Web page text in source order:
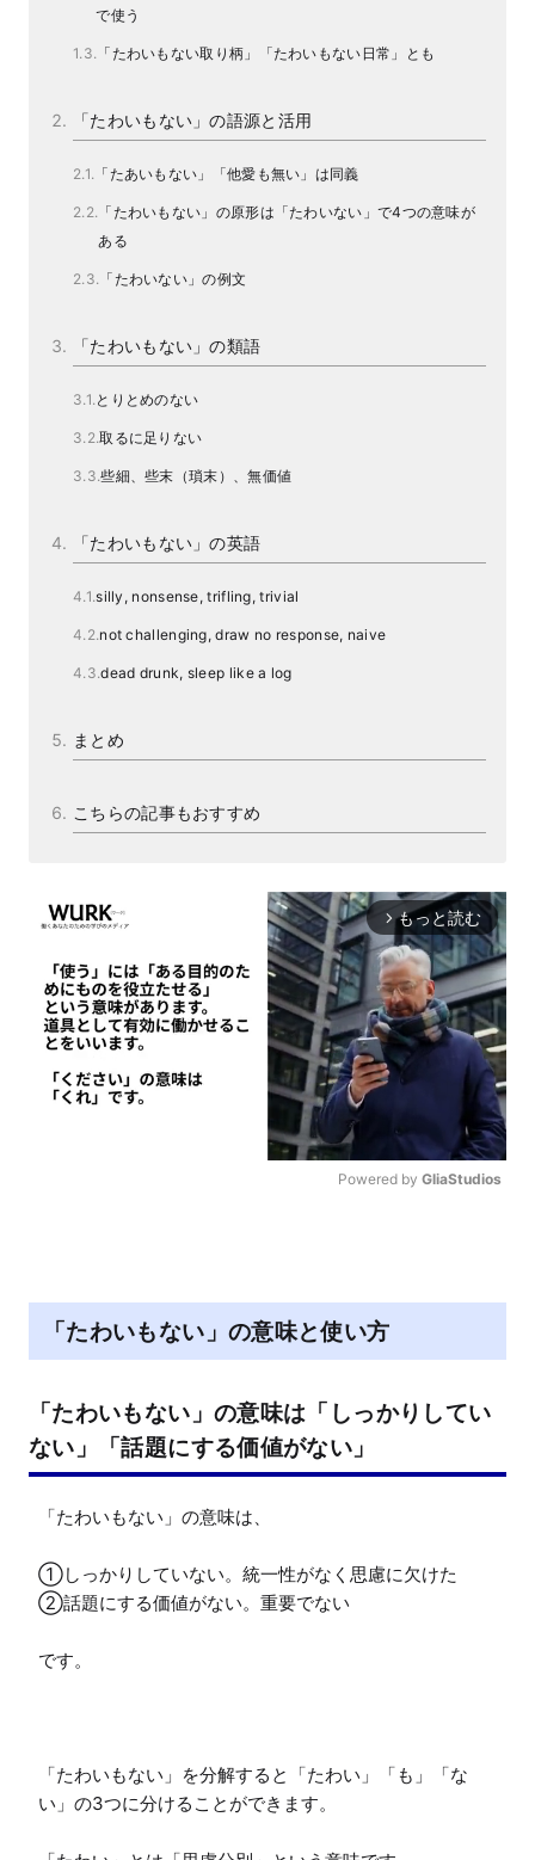
で使う
「たわいもない取り柄」「たわいもない日常」とも
「たわいもない」の語源と活用
「たあいもない」「他愛も無い」は同義
「たわいもない」の原形は「たわいない」で4つの意味が
ある
「たわいない」の例文
「たわいもない」の類語
とりとめのない
取るに足りない
些細、些末（瑣末）、無価値
「たわいもない」の英語
silly, nonsense, trifling, trivial
not challenging, draw no response, naive
dead drunk, sleep like a log
まとめ
こちらの記事もおすすめ
arrow_forward_ios もっと読む
Powered by GliaStudios
「たわいもない」の意味と使い方
「たわいもない」の意味は「しっかりしてい
ない」「話題にする価値がない」
「たわいもない」の意味は、
①しっかりしていない。統一性がなく思慮に欠けた
②話題にする価値がない。重要でない
です。
「たわいもない」を分解すると「たわい」「も」「な
い」の3つに分けることができます。